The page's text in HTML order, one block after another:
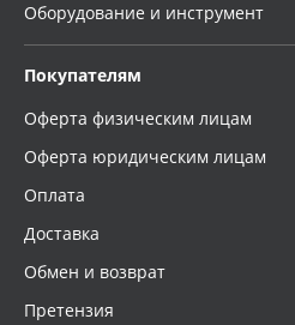
Оборудование и инструмент
Покупателям
Оферта физическим лицам
Оферта юридическим лицам
Оплата
Доставка
Обмен и возврат
Претензия